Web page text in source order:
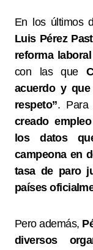
En los últimos
Luis Pérez
reforma
con las que
acuerdo y
respeto”. Para
creado
los datos
campeona en
tasa de paro
países
Pero además,
diversos